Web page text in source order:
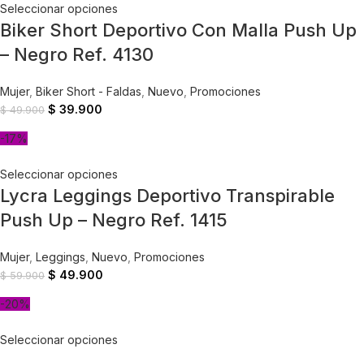
Seleccionar opciones
Biker Short Deportivo Con Malla Push Up
– Negro Ref. 4130
Mujer, Biker Short - Faldas Nuevo Promociones
$49.900 $ 39.900
-17%
Seleccionar opciones
Lycra Leggings Deportivo Transpirable
Push Up – Negro Ref. 1415
Mujer, Leggings Nuevo Promociones
$59.900 $ 49.900
-20%
Seleccionar opciones